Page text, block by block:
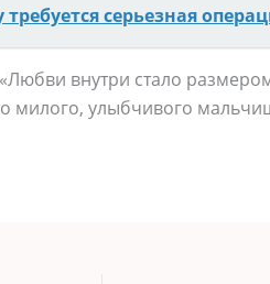
серьезная
внутри стало
милого, улыбчивого